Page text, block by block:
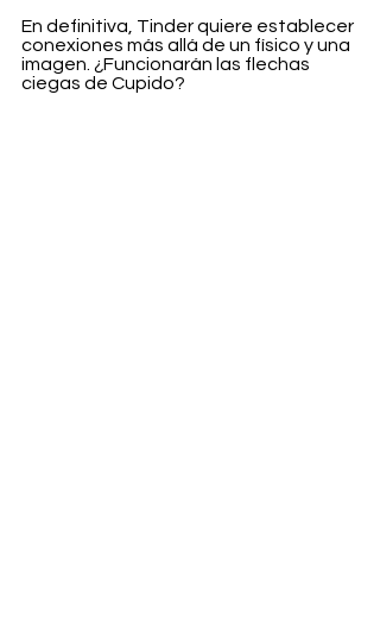
En definitiva, Tinder quiere establecer
conexiones más allá de un físico y una
imagen. ¿Funcionarán las flechas
ciegas de Cupido?